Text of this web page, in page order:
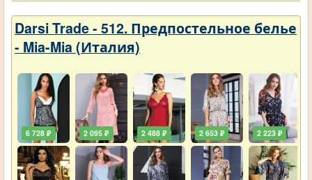
Darsi Trade - 512. Предпостельное белье
- Mia-Mia (Италия)
6 728 ₽ 2 095 ₽ 2 488 ₽ 2 653 ₽ 2 223 ₽